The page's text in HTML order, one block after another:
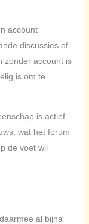
account
discussies of
zonder account is
is om te
is actief
wat het forum
de voet wil
al bijna